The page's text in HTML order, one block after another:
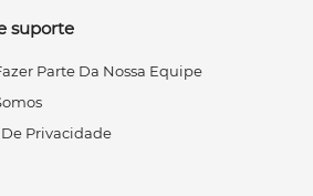
suporte
Parte Da Nossa Equipe
Privacidade